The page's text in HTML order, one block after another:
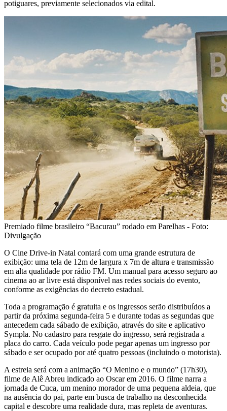
potiguares, previamente selecionados via edital.
Premiado filme brasileiro “Bacurau” rodado em Parelhas - Foto:
Divulgação
O Cine Drive-in Natal contará com uma grande estrutura de
exibição: uma tela de 12m de largura x 7m de altura e transmissão
em alta qualidade por rádio FM. Um manual para acesso seguro ao
cinema ao ar livre está disponível nas redes sociais do evento,
conforme as exigências do decreto estadual.
Toda a programação é gratuita e os ingressos serão distribuídos a
partir da próxima segunda-feira 5 e durante todas as segundas que
antecedem cada sábado de exibição, através do site e aplicativo
Sympla. No cadastro para resgate do ingresso, será registrada a
placa do carro. Cada veículo pode pegar apenas um ingresso por
sábado e ser ocupado por até quatro pessoas (incluindo o motorista).
A estreia será com a animação “O Menino e o mundo” (17h30),
filme de Alê Abreu indicado ao Oscar em 2016. O filme narra a
jornada de Cuca, um menino morador de uma pequena aldeia, que
na ausência do pai, parte em busca de trabalho na desconhecida
capital e descobre uma realidade dura, mas repleta de aventuras.